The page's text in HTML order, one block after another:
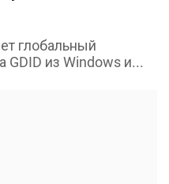
глобальный
GDID из Windows и...